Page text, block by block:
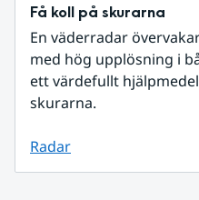
Få koll på skurarna
En väderradar
med hög upplösning i
ett värdefullt
skurarna.
Radar